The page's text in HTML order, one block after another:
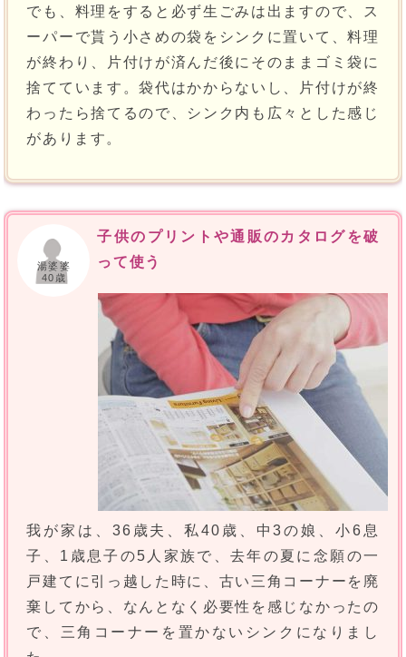
でも、料理をすると必ず生ごみは出ますので、ス
ーパーで貰う小さめの袋をシンクに置いて、料理
が終わり、片付けが済んだ後にそのままゴミ袋に
捨てています。袋代はかからないし、片付けが終
わったら捨てるので、シンク内も広々とした感じ
があります。
湯婆婆
40歳
子供のプリントや通販のカタログを破
って使う
我が家は、36歳夫、私40歳、中3の娘、小6息
子、1歳息子の5人家族で、去年の夏に念願の一
戸建てに引っ越した時に、古い三角コーナーを廃
棄してから、なんとなく必要性を感じなかったの
で、三角コーナーを置かないシンクになりまし